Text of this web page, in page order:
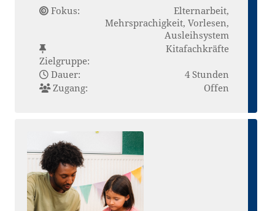
Fokus:
Elternarbeit,
Mehrsprachigkeit, Vorlesen,
Ausleihsystem
Zielgruppe:
Kitafachkräfte
Dauer:
4 Stunden
Zugang:
Offen